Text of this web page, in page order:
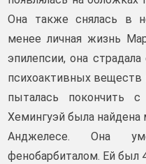
Она также снялась в
менее личная жизнь
эпилепсии, она
психоактивных веществ
пыталась покончить
Хемингуэй была
Анджелесе. Она
фенобарбиталом. Ей был